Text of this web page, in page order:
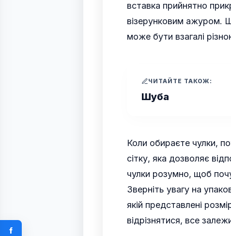
вставка прийнятно
візерунковим ажуром.
може бути взагалі
ЧИТАЙТЕ ТАКОЖ:
Шуба
Коли обираєте чулки,
сітку, яка дозволяє
чулки розумно, щоб
Зверніть увагу на
якій представлені
відрізнятися, все
f